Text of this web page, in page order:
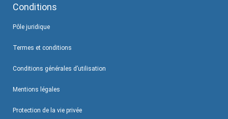
Conditions
Pôle juridique
Termes et conditions
Conditions générales d’utilisation
Mentions légales
Protection de la vie privée